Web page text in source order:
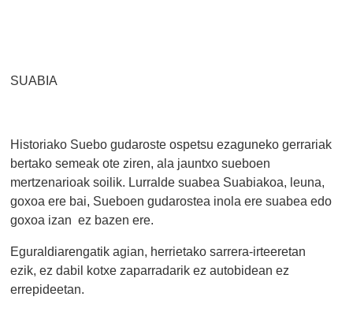
SUABIA
Historiako Suebo gudaroste ospetsu ezaguneko gerrariak
bertako semeak ote ziren, ala jauntxo sueboen
mertzenarioak soilik. Lurralde suabea Suabiakoa, leuna,
goxoa ere bai, Sueboen gudarostea inola ere suabea edo
goxoa izan ez bazen ere.
Eguraldiarengatik agian, herrietako sarrera-irteeretan
ezik, ez dabil kotxe zaparradarik ez autobidean ez
errepideetan.